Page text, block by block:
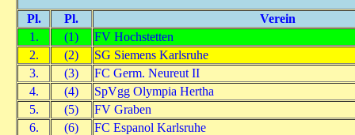
Pl. Pl.
Verein
1.
(1)
FV Hochstetten
2.
(2)
SG Siemens Karlsruhe
3.
(3)
FC Germ. Neureut II
4.
(4)
SpVgg Olympia Hertha
5.
(5)
FV Graben
6.
(6)
FC Espanol Karlsruhe